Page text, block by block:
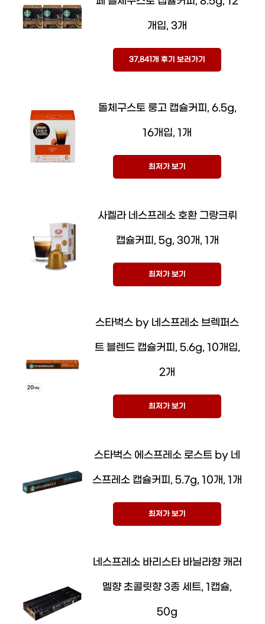
개입, 3개
37,841개 후기 보러가기
돌체구스토 룽고 캡슐커피, 6.5g,
16개입, 1개
최저가 보기
사켈라 네스프레소 호환 그랑크뤼
캡슐커피, 5g, 30개, 1개
최저가 보기
스타벅스 by 네스프레소 브렉퍼스
트 블렌드 캡슐커피, 5.6g, 10개입,
2개
최저가 보기
스타벅스 에스프레소 로스트 by 네
스프레소 캡슐커피, 5.7g, 10개, 1개
최저가 보기
네스프레소 바리스타 바닐라향 캐러
멜향 초콜릿향 3종 세트, 1캡슐,
50g